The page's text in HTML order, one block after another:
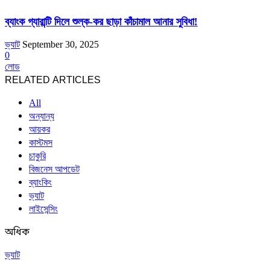
ব্যাংক গ্যারান্টি দিলে শুল্ক-কর ছাড়া কাঁচামাল আনার সুবিধা!
ভ্যাট September 30, 2025
0
লোড
RELATED ARTICLES
All
অন্যান্য
আয়কর
কাস্টমস
চাকুরি
বিজনেস আপডেট
ব্যাংকিং
ভ্যাট
লাইসেন্সিং
অধিক
ভ্যাট